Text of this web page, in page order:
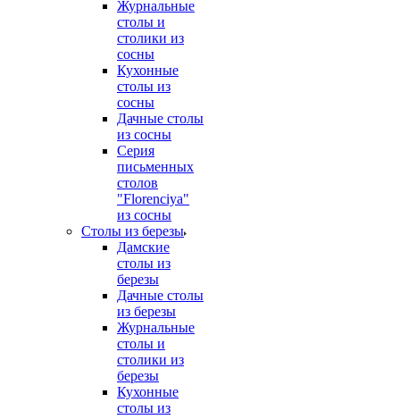
Журнальные
столы и
столики из
сосны
Кухонные
столы из
сосны
Дачные столы
из сосны
Серия
письменных
столов
"Florenciya"
из сосны
Столы из березы
Дамские
столы из
березы
Дачные столы
из березы
Журнальные
столы и
столики из
березы
Кухонные
столы из